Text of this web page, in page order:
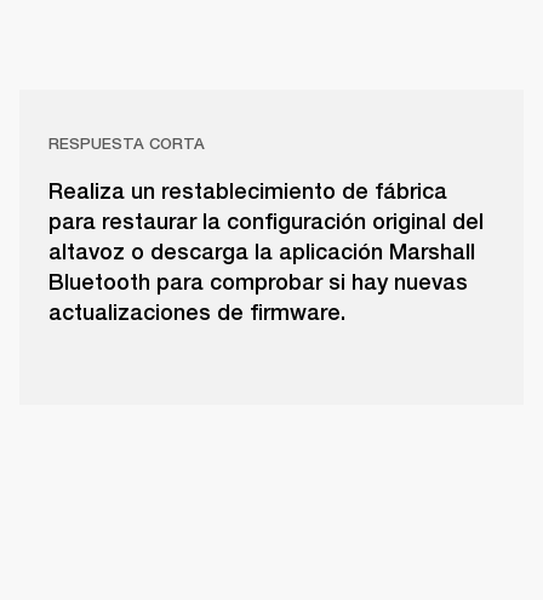
RESPUESTA CORTA
Realiza un restablecimiento de fábrica
para restaurar la configuración original del
altavoz o descarga la aplicación Marshall
Bluetooth para comprobar si hay nuevas
actualizaciones de firmware.